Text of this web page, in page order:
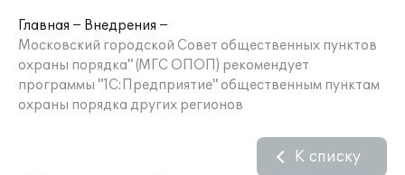
Главная
Внедрения
Московский городской Совет общественных пунктов
охраны порядка" (МГС ОПОП) рекомендует
программы "1С:Предприятие" общественным пунктам
охраны порядка других регионов
К списку